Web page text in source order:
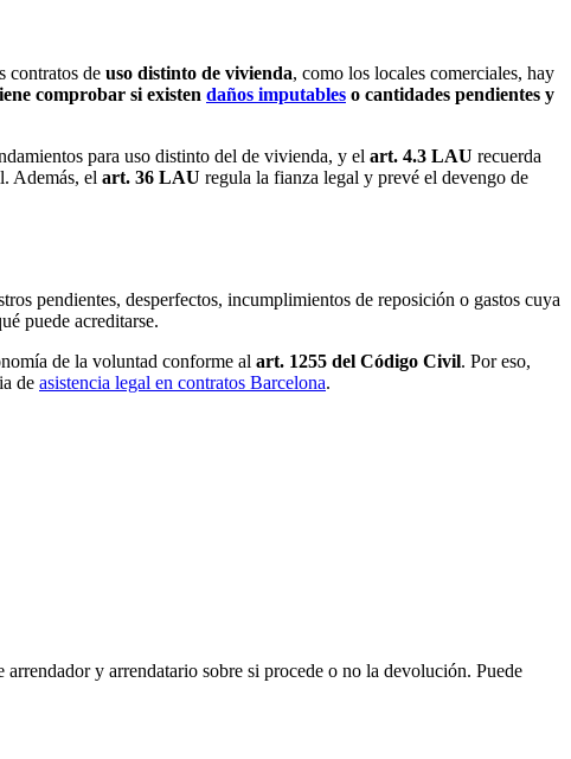
contratos de uso distinto de vivienda, como los locales comerciales, hay
comprobar si existen daños imputables o cantidades pendientes y
para uso distinto del de vivienda, y el art. 4.3 LAU recuerda
Además, el art. 36 LAU regula la fianza legal y prevé el devengo de
pendientes, desperfectos, incumplimientos de reposición o gastos cuya
puede acreditarse.
de la voluntad conforme al art. 1255 del Código Civil. Por eso,
de asistencia legal en contratos Barcelona.
y arrendatario sobre si procede o no la devolución. Puede